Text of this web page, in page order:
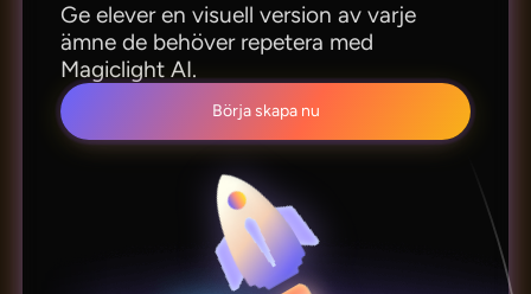
Ge elever en visuell version av varje
ämne de behöver repetera med
Magiclight AI.
Börja skapa nu